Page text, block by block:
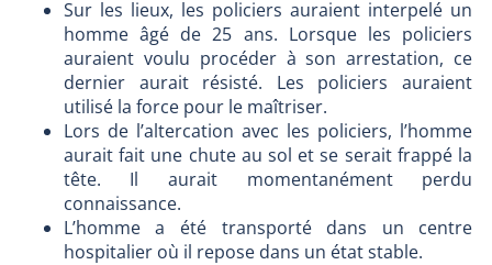
Sur les lieux, les policiers auraient interpelé un
homme âgé de 25 ans. Lorsque les policiers
auraient voulu procéder à son arrestation, ce
dernier aurait résisté. Les policiers auraient
utilisé la force pour le maîtriser.
Lors de l’altercation avec les policiers, l’homme
aurait fait une chute au sol et se serait frappé la
tête. Il aurait momentanément perdu
connaissance.
L’homme a été transporté dans un centre
hospitalier où il repose dans un état stable.